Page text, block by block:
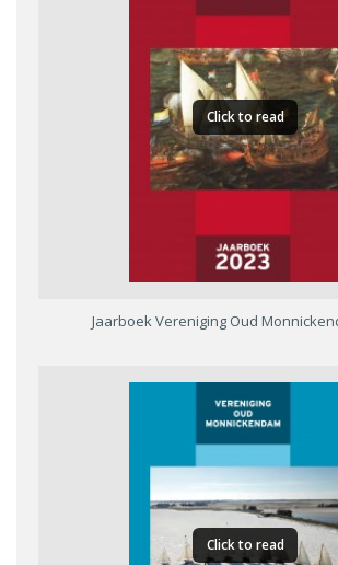
Click to read
Jaarboek Vereniging Oud
Click to read